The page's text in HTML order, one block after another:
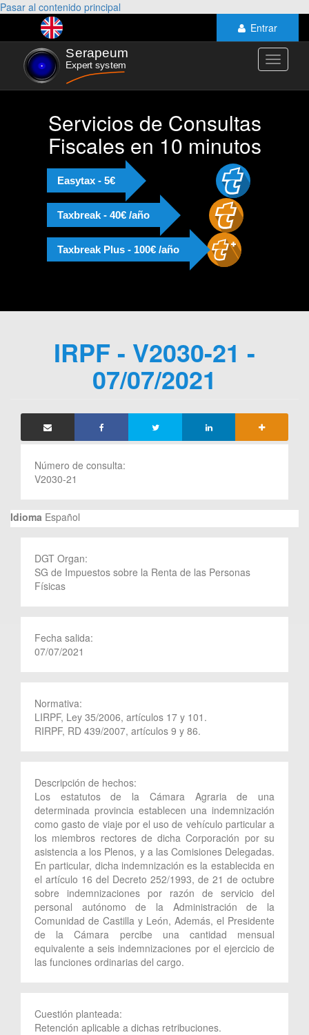
Pasar al contenido principal
Entrar
Toggle
Servicios de Consultas
Fiscales en 10 minutos
Easytax - 5€
Taxbreak - 40€ /año
Taxbreak Plus - 100€ /año
IRPF - V2030-21 -
07/07/2021
Número de consulta:
V2030-21
Idioma Español
DGT Organ:
SG de Impuestos sobre la Renta de las Personas
Físicas
Fecha salida:
07/07/2021
Normativa:
LIRPF, Ley 35/2006, artículos 17 y 101.
RIRPF, RD 439/2007, artículos 9 y 86.
Descripción de hechos:
Los estatutos de la Cámara Agraria de una
determinada provincia establecen una indemnización
como gasto de viaje por el uso de vehículo particular a
los miembros rectores de dicha Corporación por su
asistencia a los Plenos, y a las Comisiones Delegadas.
En particular, dicha indemnización es la establecida en
el artículo 16 del Decreto 252/1993, de 21 de octubre
sobre indemnizaciones por razón de servicio del
personal autónomo de la Administración de la
Comunidad de Castilla y León, Además, el Presidente
de la Cámara percibe una cantidad mensual
equivalente a seis indemnizaciones por el ejercicio de
las funciones ordinarias del cargo.
Cuestión planteada:
Retención aplicable a dichas retribuciones.